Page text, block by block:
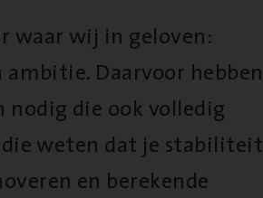
waar wij in geloven:
Daarvoor hebben
nodig die ook volledig
weten dat je stabiliteit
en berekende